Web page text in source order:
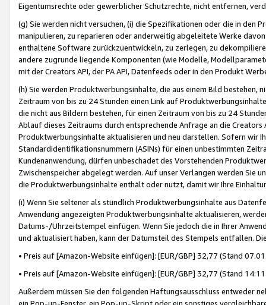
Eigentumsrechte oder gewerblicher Schutzrechte, nicht entfernen,
(g) Sie werden nicht versuchen, (i) die Spezifikationen oder die in
manipulieren, zu reparieren oder anderweitig abgeleitete Werke
enthaltene Software zurückzuentwickeln, zu zerlegen, zu
andere zugrunde liegende Komponenten (wie Modelle,
mit der Creators API, der PA API, Datenfeeds oder in den Produkt
(h) Sie werden Produktwerbungsinhalte, die aus einem Bild bestehen,
Zeitraum von bis zu 24 Stunden einen Link auf
die nicht aus Bildern bestehen, für einen Zeitraum von bis zu 24
Ablauf dieses Zeitraums durch entsprechende Anfrage an die
Produktwerbungsinhalte aktualisieren und neu darstellen. Sofern wir
Standardidentifikationsnummern (ASINs) für einen unbestimmten
Kundenanwendung, dürfen unbeschadet des Vorstehenden
Zwischenspeicher abgelegt werden. Auf unser Verlangen werden Sie
die Produktwerbungsinhalte enthält oder nutzt, damit wir Ihre
(i) Wenn Sie seltener als stündlich Produktwerbungsinhalte aus
Anwendung angezeigten Produktwerbungsinhalte aktualisieren,
Datums-/Uhrzeitstempel einfügen. Wenn Sie jedoch die in Ihrer
und aktualisiert haben, kann der Datumsteil des Stempels entfallen.
• Preis auf [Amazon-Website einfügen]: [EUR/GBP] 32,77 (Stand
• Preis auf [Amazon-Website einfügen]: [EUR/GBP] 32,77 (Stand
Außerdem müssen Sie den folgenden Haftungsausschluss entweder
ein Pop-up-Fenster, ein Pop-up-Skript oder ein sonstiges